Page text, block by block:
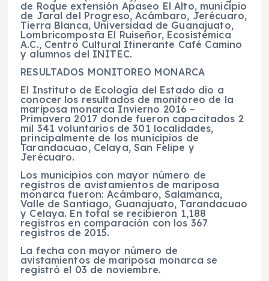
de Roque extensión Apaseo El Alto, municipio
de Jaral del Progreso, Acámbaro, Jerécuaro,
Tierra Blanca, Universidad de Guanajuato,
Lombricomposta El Ruiseñor, Ecosistémica
A.C., Centro Cultural Itinerante Café Camino
y alumnos del INITEC.
RESULTADOS MONITOREO MONARCA
El Instituto de Ecología del Estado dio a
conocer los resultados de monitoreo de la
mariposa monarca Invierno 2016 –
Primavera 2017 donde fueron capacitados 2
mil 341 voluntarios de 301 localidades,
principalmente de los municipios de
Tarandacuao, Celaya, San Felipe y
Jerécuaro.
Los municipios con mayor número de
registros de avistamientos de mariposa
monarca fueron: Acámbaro, Salamanca,
Valle de Santiago, Guanajuato, Tarandacuao
y Celaya. En total se recibieron 1,188
registros en comparación con los 367
registros de 2015.
La fecha con mayor número de
avistamientos de mariposa monarca se
registró el 03 de noviembre.